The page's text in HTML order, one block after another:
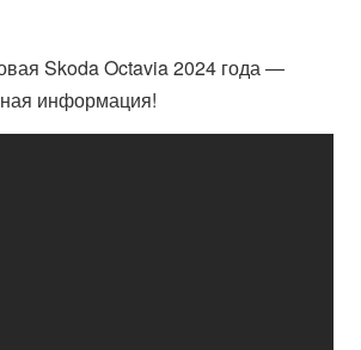
Skoda Octavia 2024 года —
информация!